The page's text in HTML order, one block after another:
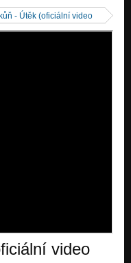
- Útěk (oficiální video
video